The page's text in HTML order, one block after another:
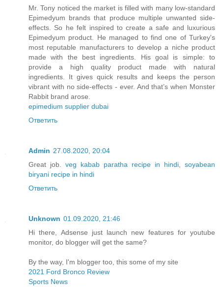
Mr. Tony noticed the market is filled with many low-standard
Epimedyum brands that produce multiple unwanted side-
effects. So he felt inspired to create a safe and luxurious
Epimedyum product. He managed to find one of Turkey's
most reputable manufacturers to develop a niche product
made with the best ingredients. His goal is simple: to
provide a high quality product made with natural
ingredients. It gives quick results and keeps the person
vibrant with no side-effects - ever. And that’s when Monster
Rabbit brand arose.
epimedium supplier dubai
Ответить
Admin 27.08.2020, 20:04
Great job. veg kabab paratha recipe in hindi, soyabean
biryani recipe in hindi
Ответить
Unknown 01.09.2020, 21:46
Hi there, Adsense just launch new features for youtube
monitor, do blogger will get the same?
By the way, I'm blogger too, this some of my site
2021 Ford Bronco Review
Sports News